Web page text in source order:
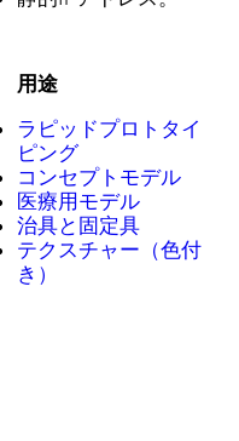
用途
ラピッドプロトタイ
ピング
コンセプトモデル
医療用モデル
治具と固定具
テクスチャー（色付
き）